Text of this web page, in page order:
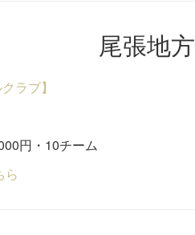
尾張地方
ラブ】
円・10チーム
ら